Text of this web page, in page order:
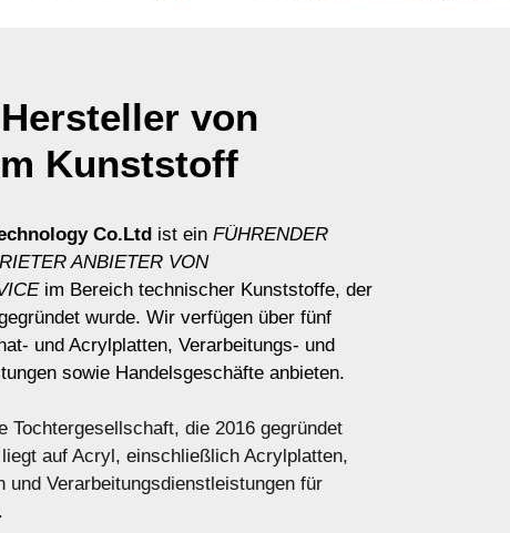
von
Kunststoff
Co.Ltd ist ein FÜHRENDER
ANBIETER VON
im Bereich technischer Kunststoffe, der
wurde. Wir verfügen über fünf
und Acrylplatten, Verarbeitungs- und
sowie Handelsgeschäfte anbieten.
Tochtergesellschaft, die 2016 gegründet
auf Acryl, einschließlich Acrylplatten,
und Verarbeitungsdienstleistungen für